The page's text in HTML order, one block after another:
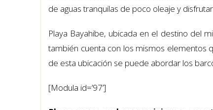
de aguas tranquilas de poco oleaje y
Playa Bayahibe, ubicada en el destino del
también cuenta con los mismos elementos
de esta ubicación se puede abordar los
[Modula id=’97’]